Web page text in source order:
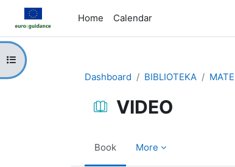
Skip to main content
Home
Calendar
Open course index
Dashboard
BIBLIOTEKA
VIDEO
Book More